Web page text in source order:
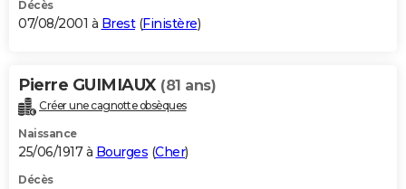
Décès
07/08/2001 à Brest(Finistère)
Pierre GUIMIAUX (81 ans)
Créer une cagnotte obsèques
Naissance
25/06/1917 à Bourges (Cher)
Décès